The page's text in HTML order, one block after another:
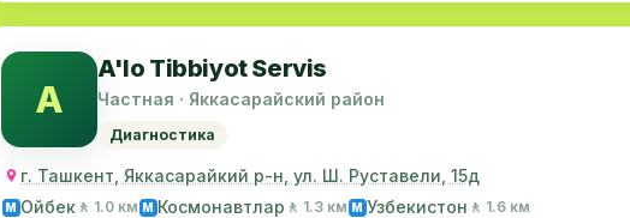
A
A'lo Tibbiyot Servis
Частная · Яккасарайский район
Диагностика
г. Ташкент, Яккасарайкий р-н, ул. Ш. Руставели, 15д
M Ойбек 🚶 1.0 км M Космонавтлар 🚶 1.3 км M Узбекистон 🚶 1.6 км